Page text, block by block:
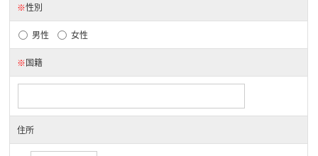
※性別
男性 女性
※国籍
住所